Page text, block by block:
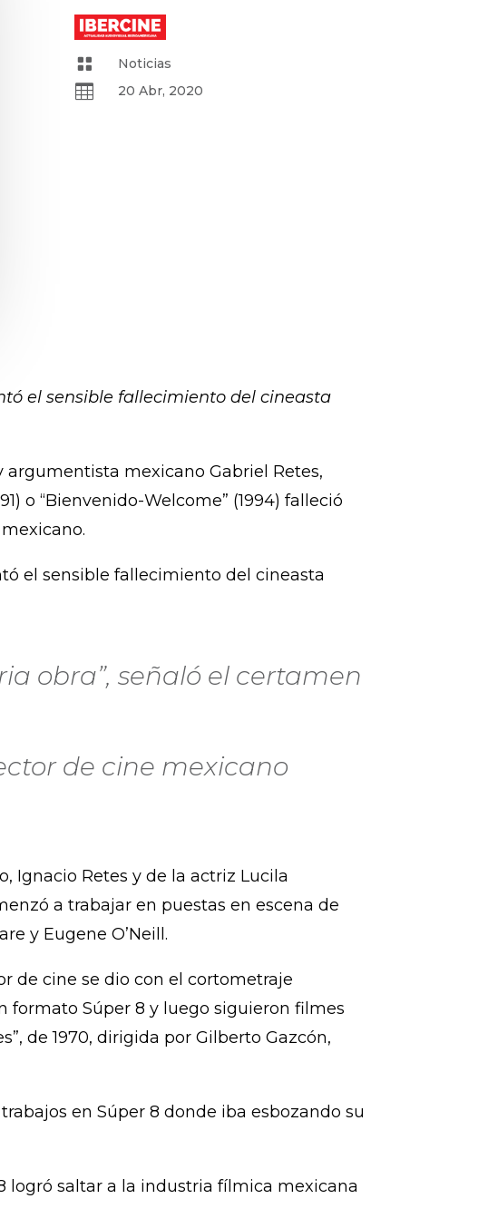
 Noticias
 20 Abr, 2020
el sensible fallecimiento del cineasta
argumentista mexicano Gabriel Retes,
o “Bienvenido-Welcome” (1994) falleció
el sensible fallecimiento del cineasta
obra”, señaló el certamen
de cine mexicano
Ignacio Retes y de la actriz Lucila
a trabajar en puestas en escena de
y Eugene O’Neill.
de cine se dio con el cortometraje
formato Súper 8 y luego siguieron filmes
de 1970, dirigida por Gilberto Gazcón,
en Súper 8 donde iba esbozando su
logró saltar a la industria fílmica mexicana